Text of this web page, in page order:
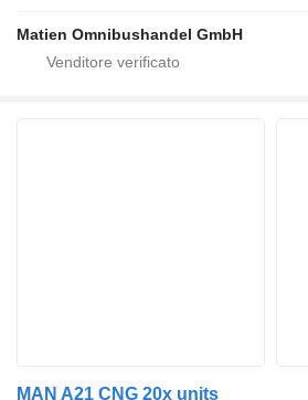
Matien Omnibushandel GmbH
MAN A21 CNG 20x units